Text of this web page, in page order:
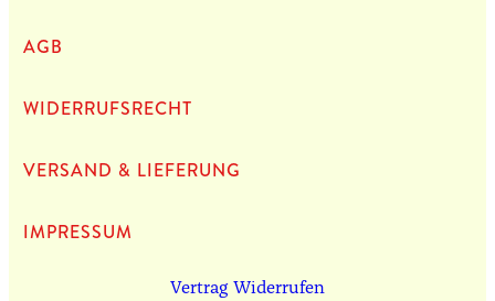
AGB
WIDERRUFSRECHT
VERSAND & LIEFERUNG
IMPRES­SUM
Vertrag Widerrufen